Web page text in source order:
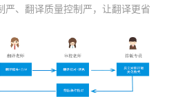
、翻译质量控制严，让翻译更省